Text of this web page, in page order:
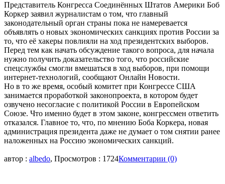
Представитель Конгресса Соединённых Штатов Америки Боб
Коркер заявил журналистам о том, что главный
законодательный орган страны пока не намеревается
объявлять о новых экономических санкциях против России за
то, что её хакеры повлияли на ход президентских выборов.
Перед тем как начать обсуждение такого вопроса, для начала
нужно получить доказательство того, что российские
спецслужбы смогли вмешаться в ход выборов, при помощи
интернет-технологий, сообщают Онлайн Новости.
Но в то же время, особый комитет при Конгрессе США
занимается проработкой законопроекта, в котором будет
озвучено несогласие с политикой России в Европейском
Союзе. Что именно будет в этом законе, конгрессмен ответить
отказался. Главное то, что, по мнению Боба Коркера, новая
администрация президента даже не думает о том снятии ранее
наложенных на Россию экономических санкций.
автор : albedo, Просмотров : 1724Комментарии (0)